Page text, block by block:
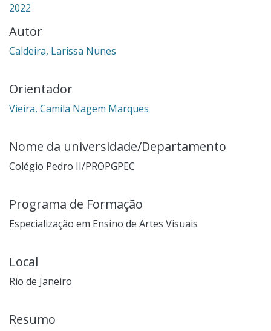
2022
Autor
Caldeira, Larissa Nunes
Orientador
Vieira, Camila Nagem Marques
Nome da universidade/Departamento
Colégio Pedro II/PROPGPEC
Programa de Formação
Especialização em Ensino de Artes Visuais
Local
Rio de Janeiro
Resumo